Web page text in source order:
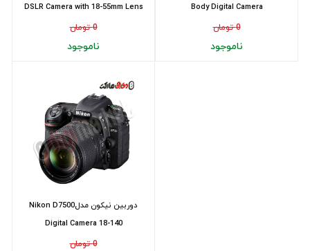
DSLR Camera with 18-55mm Lens
0 تومان
ناموجود
Body Digital Camera
0 تومان
ناموجود
دوربین نیکون مدلNikon D7500
Digital Camera 18-140
0 تومان